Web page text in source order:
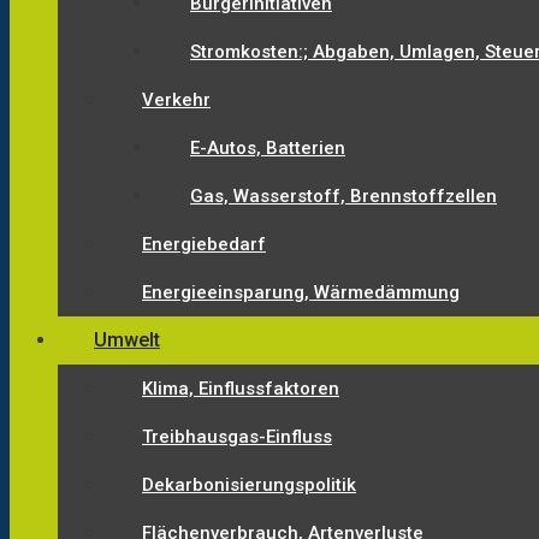
Stromkosten:; Abgaben, Umlagen,
Verkehr
E-Autos, Batterien
Gas, Wasserstoff, Brennstoffzellen
Energiebedarf
Energieeinsparung, Wärmedämmung
Umwelt
Klima, Einflussfaktoren
Treibhausgas-Einfluss
Dekarbonisierungspolitik
Flächenverbrauch, Artenverluste